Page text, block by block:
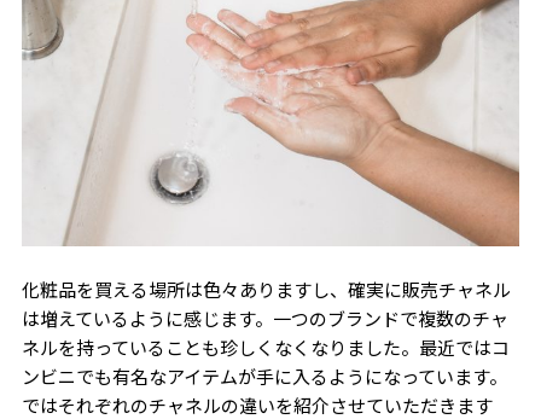
化粧品を買える場所は色々ありますし、確実に販売チャネル
は増えているように感じます。一つのブランドで複数のチャ
ネルを持っていることも珍しくなくなりました。最近ではコ
ンビニでも有名なアイテムが手に入るようになっています。
ではそれぞれのチャネルの違いを紹介させていただきます